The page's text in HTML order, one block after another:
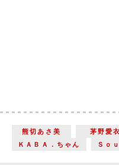
熊切あさ美 茅野愛衣
ＫＡＢＡ．ちゃん
Ｓｏ